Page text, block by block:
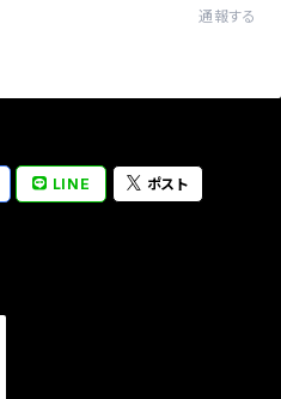
通報する
LINE ポスト